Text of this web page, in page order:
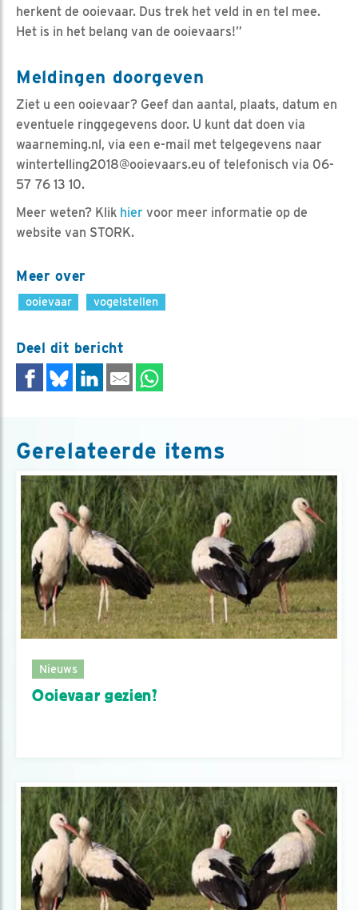
herkent de ooievaar. Dus trek het veld in en tel mee.
Het is in het belang van de ooievaars!”
Meldingen doorgeven
Ziet u een ooievaar? Geef dan aantal, plaats, datum en
eventuele ringgegevens door. U kunt dat doen via
waarneming.nl, via een e-mail met telgegevens naar
wintertelling2018@ooievaars.eu of telefonisch via 06-
57 76 13 10.
Meer weten? Klik hier voor meer informatie op de
website van STORK.
Meer over
ooievaar vogelstellen
Deel dit bericht
Gerelateerde items
Nieuws
Ooievaar gezien?